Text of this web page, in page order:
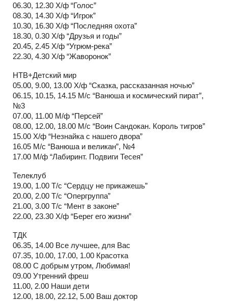
06.30, 12.30 Х/ф “Голос”
08.30, 14.30 Х/ф “Игрок”
10.30, 16.30 Х/ф “Последняя охота”
18.30, 0.30 Х/ф “Друзья и годы”
20.45, 2.45 Х/ф “Угрюм-река”
22.30, 4.30 Х/ф “Жаворонок”
НТВ+Детский мир
05.00, 9.00, 13.00 Х/ф “Сказка, рассказанная ночью”
06.15, 10.15, 14.15 М/с “Ванюша и космический пират”,
№3
07.00, 11.00 М/ф “Персей”
08.00, 12.00, 18.00 М/с “Воин Сандокан. Король тигров”
15.00 Х/ф “Незнайка с нашего двора”
16.05 М/с “Ванюша и великан”, №4
17.00 М/ф “Лабиринт. Подвиги Тесея”
Телеклуб
19.00, 1.00 Т/с “Сердцу не прикажешь”
20.00, 2.00 Т/с “Опергруппа”
21.00, 3.00 Т/с “Мент в законе”
22.00, 23.30 Х/ф “Берег его жизни”
ТДК
06.35, 14.00 Все лучшее, для Вас
07.35, 10.00, 17.00, 1.00 Красотка
08.00 С добрым утром, Любимая!
09.00 Утренний фреш
11.00, 2.00 Наши дети
12.00, 18.00, 22.12, 5.00 Ваш доктор